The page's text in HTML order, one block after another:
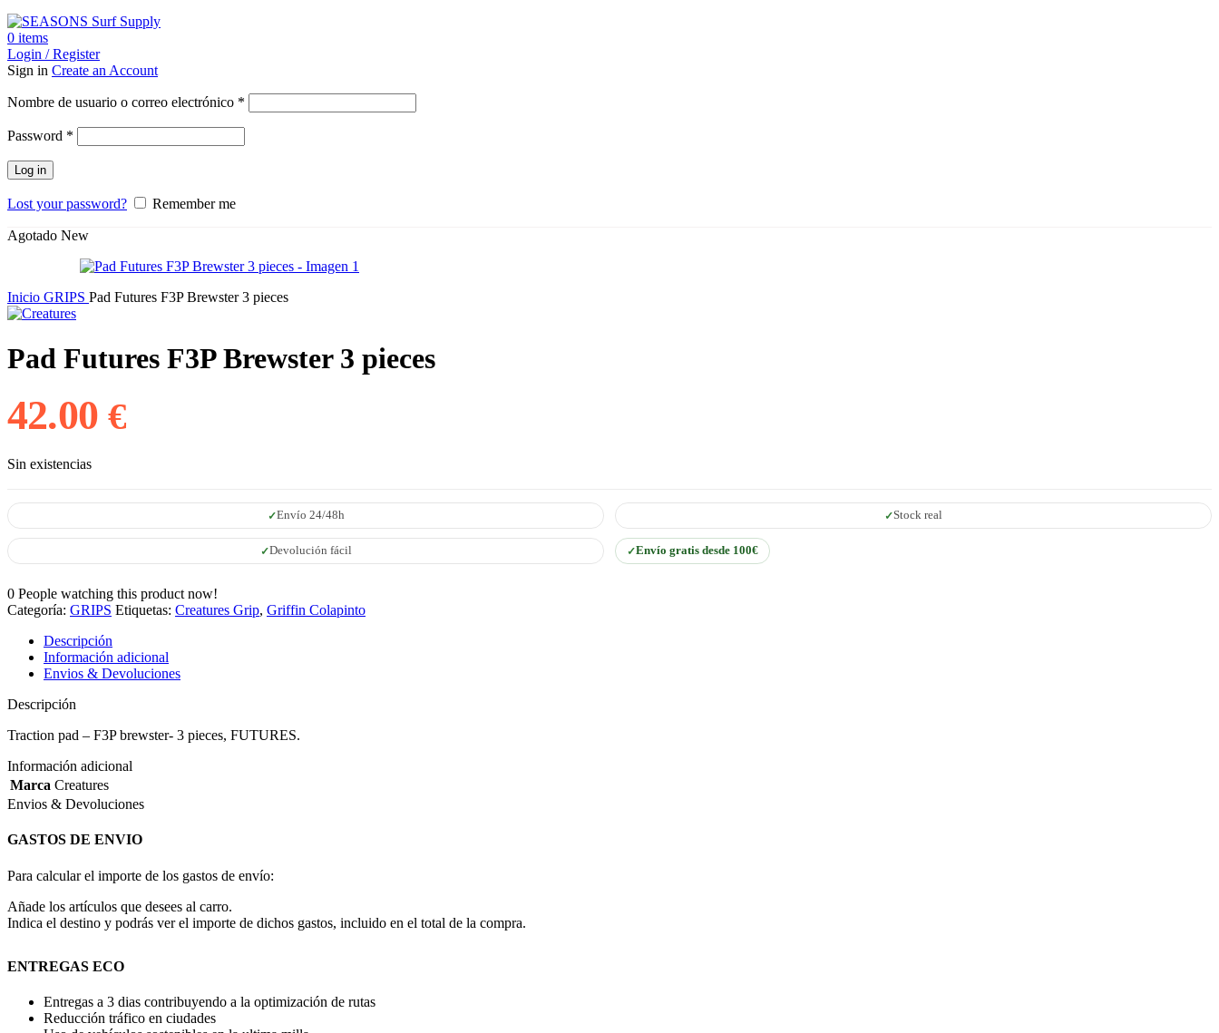
0 items
Login / Register
Sign in Create an Account
Nombre de usuario o correo electrónico *
Password *
Log in
Lost your password? Remember me
Agotado New
Inicio GRIPS Pad Futures F3P Brewster 3 pieces
Pad Futures F3P Brewster 3 pieces
42.00€
Sin existencias
Envío 24/48h Stock real
Devolución fácil Envío gratis desde 100€
0 People watching this product now!
Categoría: GRIPS Etiquetas: Creatures Grip, Griffin Colapinto
Descripción
Información adicional
Envios & Devoluciones
Descripción
Traction pad – F3P brewster- 3 pieces, FUTURES.
Información adicional
Marca Creatures
Envios & Devoluciones
GASTOS DE ENVIO
Para calcular el importe de los gastos de envío:
Añade los artículos que desees al carro.
Indica el destino y podrás ver el importe de dichos gastos, incluido en el total de la compra.
ENTREGAS ECO
Entregas a 3 dias contribuyendo a la optimización de rutas
Reducción tráfico en ciudades